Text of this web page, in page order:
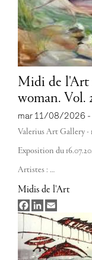
Midi de l'Art
woman. Vol.
mar 11/08/2026 -
Valerius Art Gallery -
Exposition du
Artistes : …
Midis de l'Art
FacebookLinkedIn